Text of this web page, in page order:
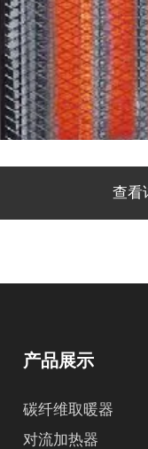
查看
产品展示
碳纤维取暖器
对流加热器